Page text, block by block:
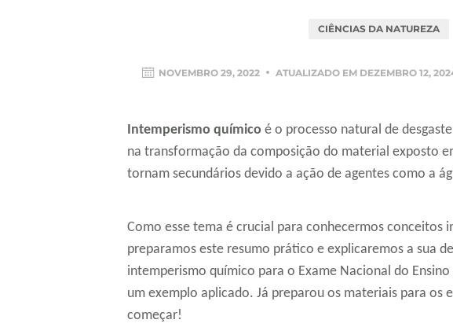
CIÊNCIAS DA NATUREZA
NOVEMBRO 29, 2022 ATUALIZADO EM DEZEMBRO 12,
Intemperismo químico é o processo natural de
na transformação da composição do material exposto
tornam secundários devido a ação de agentes como a
Como esse tema é crucial para conhecermos conceitos
preparamos este resumo prático e explicaremos a sua
intemperismo químico para o Exame Nacional do
um exemplo aplicado. Já preparou os materiais para os
começar!